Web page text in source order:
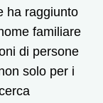
ha raggiunto
familiare
di persone
solo per i